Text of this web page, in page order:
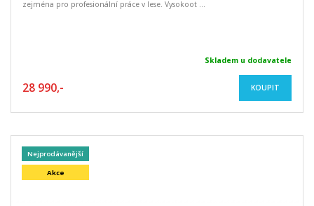
zejména pro profesionální práce v lese. Vysokoot ...
Skladem u dodavatele
28 990,- KOUPIT
Nejprodávanější
Akce